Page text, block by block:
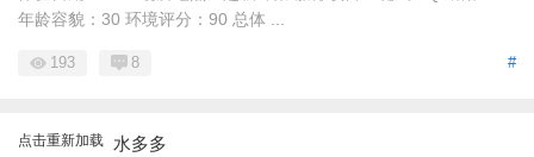
年龄容貌：30 环境评分：90 总体 ...
#
193 8
点击重新加载 水多多